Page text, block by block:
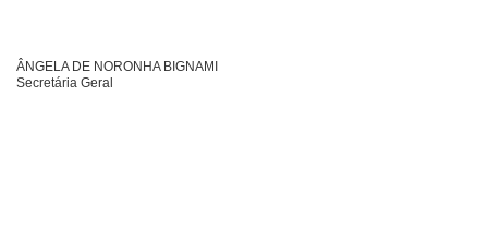
ÂNGELA DE NORONHA BIGNAMI
Secretária Geral